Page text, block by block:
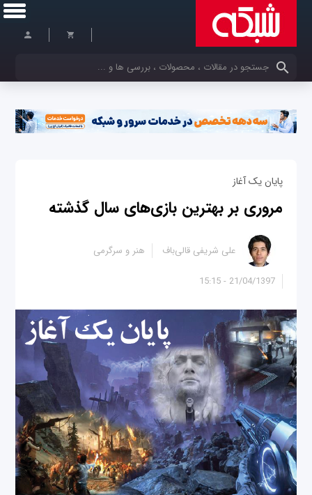
کلمات کلیدی خود را وارد کنید
پایان یک آغاز
مروری بر بهترین بازی‌های سال گذشته
21/04/1397 - 15:15
علی شریفی قالی‌باف هنر و سرگرمی